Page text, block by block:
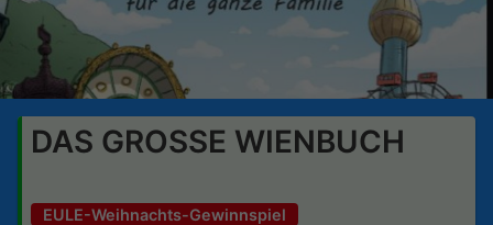
DAS GROSSE WIENBUCH
EULE-Weihnachts-Gewinnspiel